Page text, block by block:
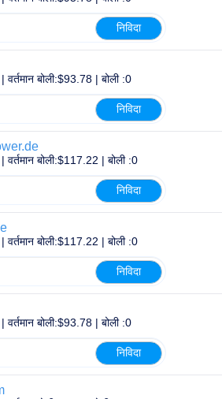
निविदा
बोली:$93.78 | बोली :0
निविदा
बोली:$117.22 | बोली :0
निविदा
बोली:$117.22 | बोली :0
निविदा
बोली:$93.78 | बोली :0
निविदा